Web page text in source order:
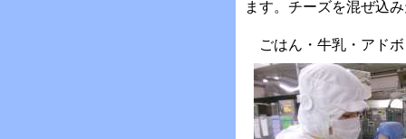
ます。チーズを混ぜ込
ごはん・牛乳・アド